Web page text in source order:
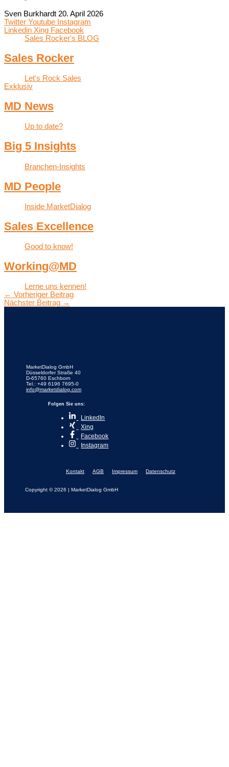
Sven Burkhardt 20. April 2026
Twitter Youtube Instagram
Linkedin Xing Facebook
Sales Rocker's BLOG
Sales Rocker
Let's Rock Sales
Exklusiv
MD News
Up to date?
Big 5 Insights
Branchen-Insights
MD People
Inside MarketDialog
Sales Excellence
Good to know!
Working@MD
Lerne uns kennen!
← Vorheriger Beitrag
Nächster Beitrag →
MarketDialog GmbH
Düsseldorfer Straße 40
D-65760 Eschborn
Tel.: +49 6196 7695-0
info@marketdialog.com
Folgen Sie uns:
LinkedIn
Xing
Facebook
Instagram
Kontakt AGB Impressum Datenschutz
Copyright © 2026 | MarketDialog GmbH